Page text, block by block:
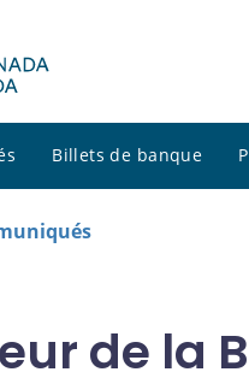
Billets de banque
de la